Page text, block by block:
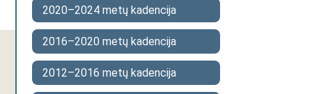
2020–2024 metų kadencija
2016–2020 metų kadencija
2012–2016 metų kadencija